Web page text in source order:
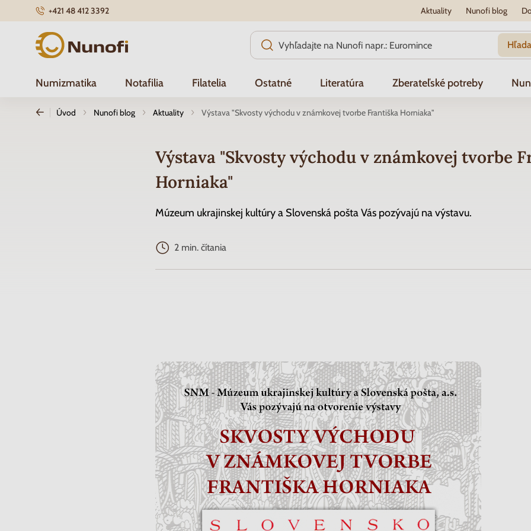
+421 48 412 3392 Aktuality Nunofi blog
Nunofi.sk
Numizmatika Notafilia Filatelia Ostatné Literatúra Zberateľské potreby
Úvod Nunofi blog Aktuality Výstava "Skvosty východu v známkovej tvorbe Františka Horniaka"
Výstava "Skvosty východu v známkovej tvorbe
Horniaka"
Múzeum ukrajinskej kultúry a Slovenská pošta Vás pozývajú na výstavu.
2 min. čítania